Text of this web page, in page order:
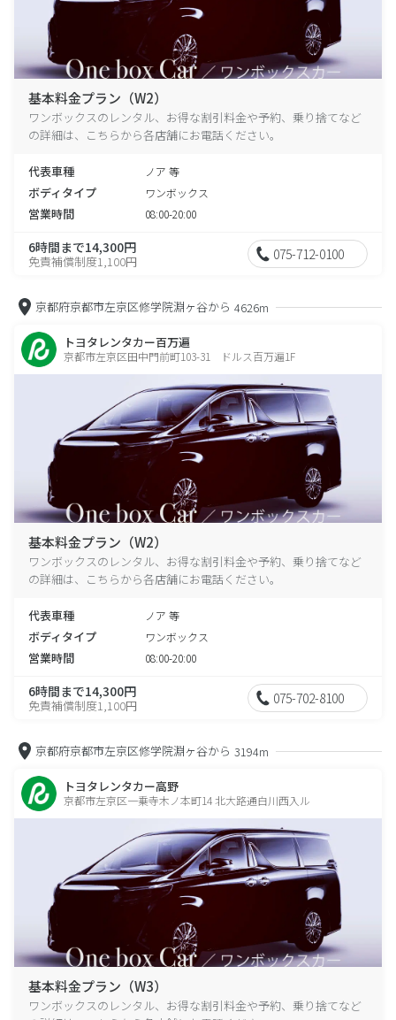
基本料金プラン（W2）
ワンボックスのレンタル、お得な割引料金や予約、乗り捨てなど
の詳細は、こちらから各店舗にお電話ください。
代表車種 ノア 等
ボディタイプ ワンボックス
営業時間 08:00-20:00
6時間まで14,300円
免責補償制度1,100円 075-712-0100
京都府京都市左京区修学院淵ヶ谷から 4626m
トヨタレンタカー百万遍
京都市左京区田中門前町103-31 ドルス百万遍1F
基本料金プラン（W2）
ワンボックスのレンタル、お得な割引料金や予約、乗り捨てなど
の詳細は、こちらから各店舗にお電話ください。
代表車種 ノア 等
ボディタイプ ワンボックス
営業時間 08:00-20:00
6時間まで14,300円
免責補償制度1,100円 075-702-8100
京都府京都市左京区修学院淵ヶ谷から 3194m
トヨタレンタカー高野
京都市左京区一乗寺木ノ本町14 北大路通白川西入ル
基本料金プラン（W3）
ワンボックスのレンタル、お得な割引料金や予約、乗り捨てなど